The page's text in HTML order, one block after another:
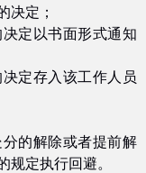
决定；
决定以书面形式通知
决定存入该工作人员
的解除或者提前解
规定执行回避。